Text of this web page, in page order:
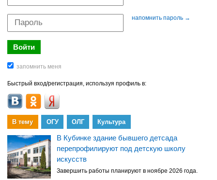
напомнить пароль →
Быстрый вход/регистрация, используя профиль в:
В тему ОГУ ОЛГ Культура
В Кубинке здание бывшего детсада
перепрофилируют под детскую школу
искусств
Завершить работы планируют в ноябре 2026 года.